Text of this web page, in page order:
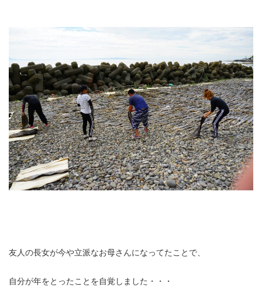
友人の長女が今や立派なお母さんになってたことで、
自分が年をとったことを自覚しました・・・